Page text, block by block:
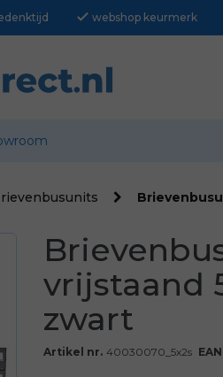
check webshop keurmerk
vrijstaand
zwart
Artikel nr. 40030070_5x2s